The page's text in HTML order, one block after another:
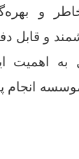
و
و قابل
به اهمیت
انجام